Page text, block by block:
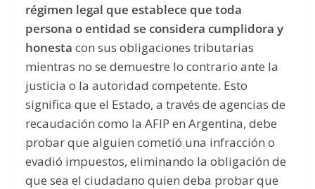
régimen legal que establece que toda
persona o entidad se considera cumplidora y
honesta con sus obligaciones tributarias
mientras no se demuestre lo contrario ante la
justicia o la autoridad competente. Esto
significa que el Estado, a través de agencias de
recaudación como la AFIP en Argentina, debe
probar que alguien cometió una infracción o
evadió impuestos, eliminando la obligación de
que sea el ciudadano quien deba probar que